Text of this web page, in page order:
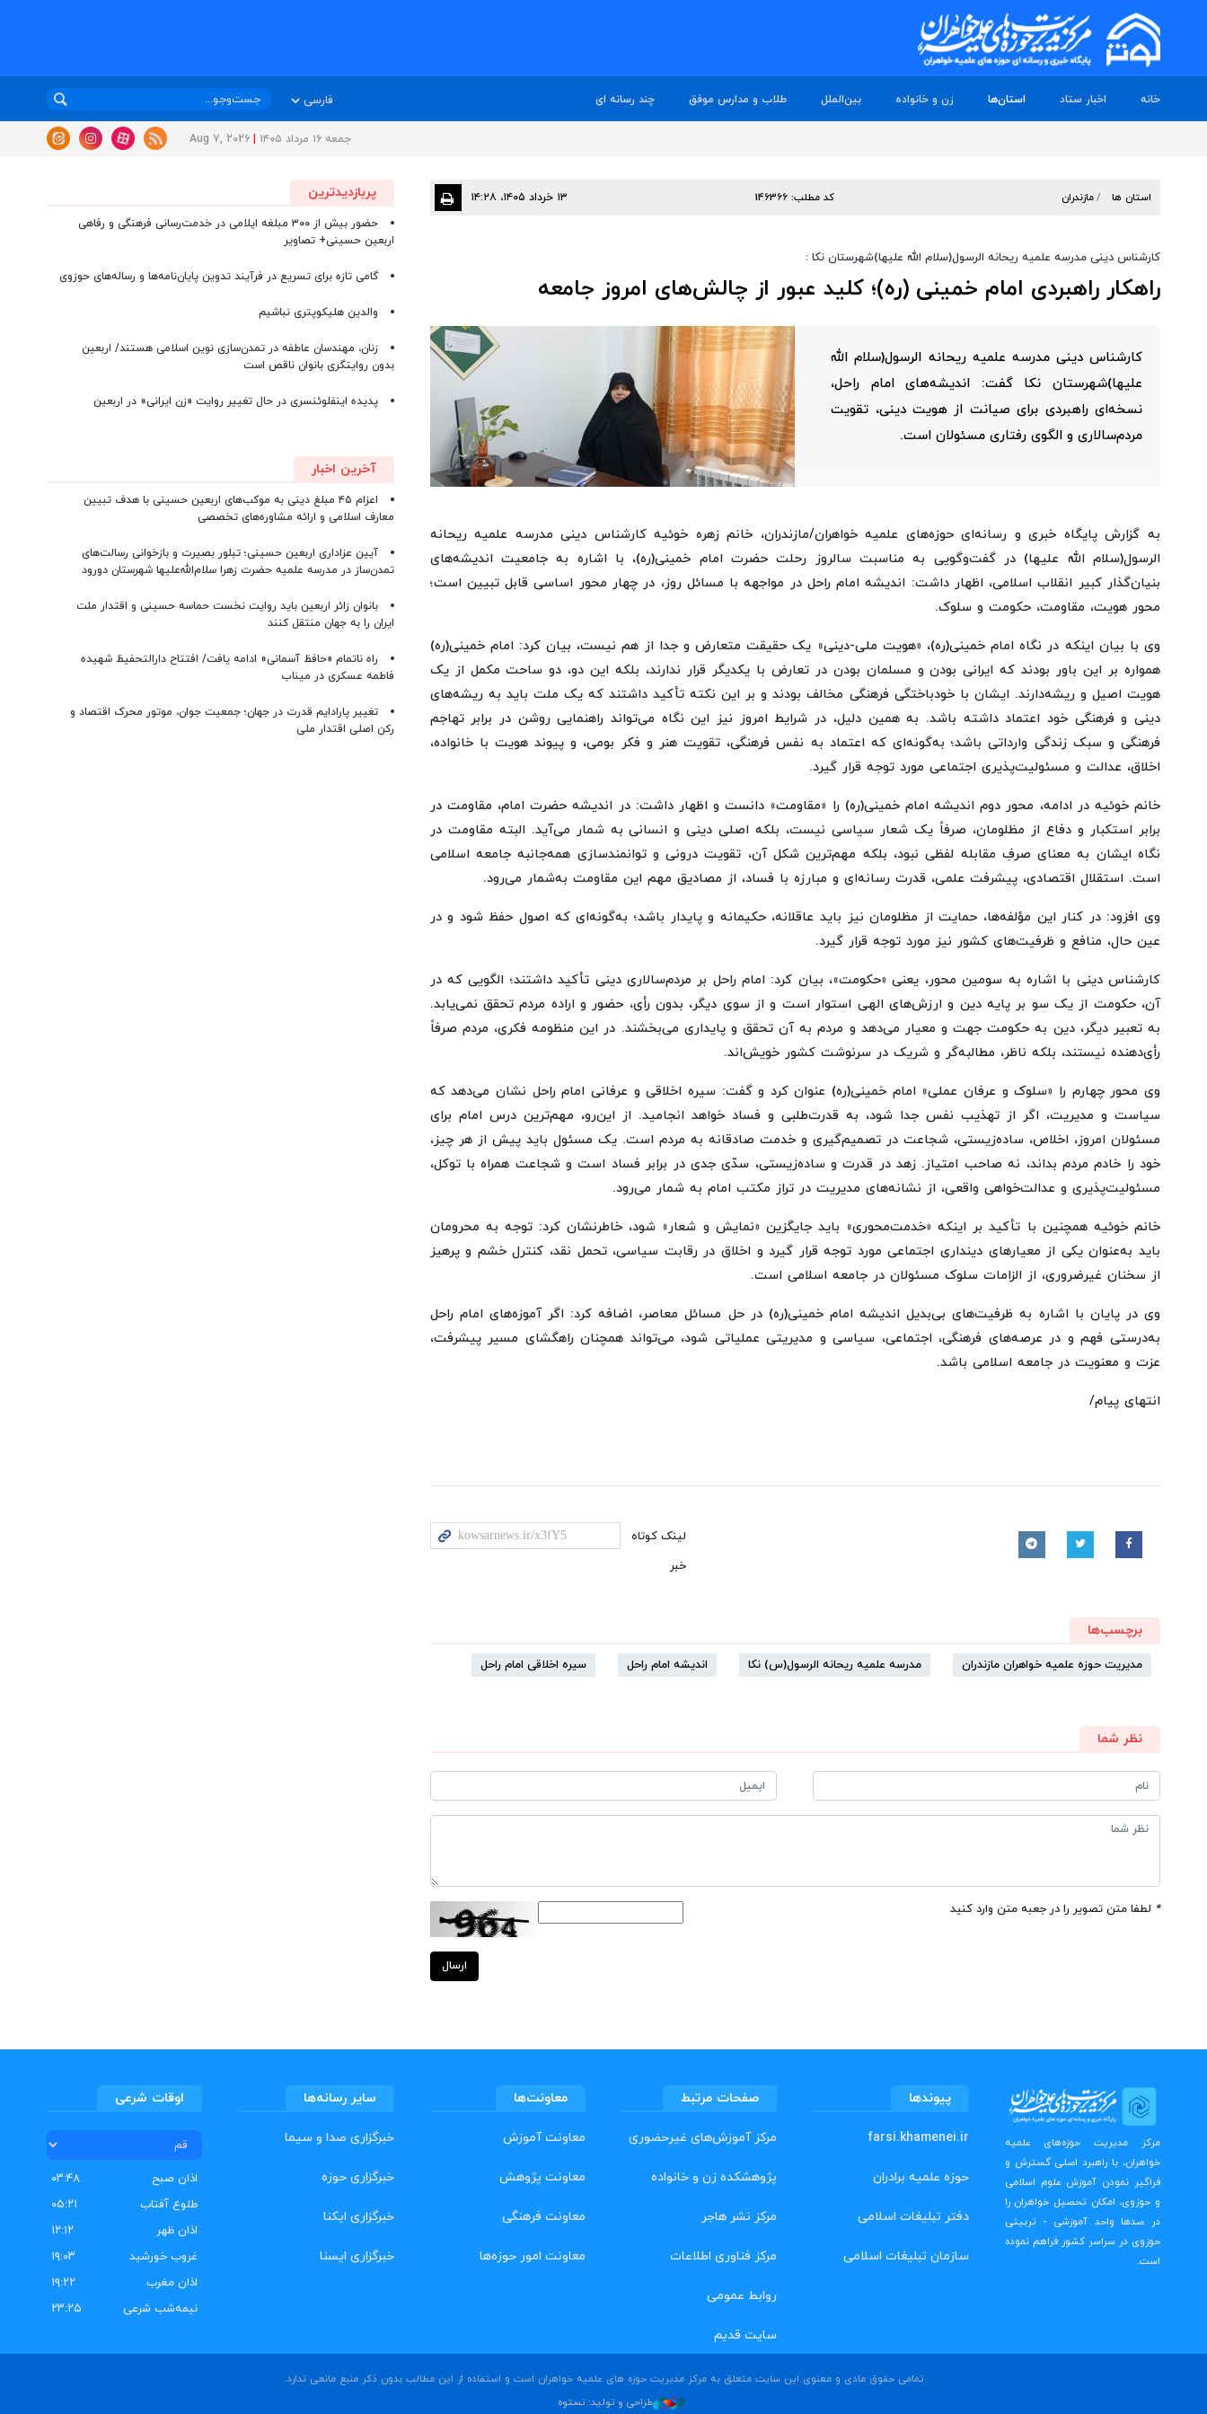
خانه اخبار ستاد استان‌ها زن و خانواده بین‌الملل طلاب و مدارس موفق چند رسانه ای
جمعه ۱۶ مرداد ۱۴۰۵ Aug 7, 2026
استان ها مازندران کد مطلب: 146366 ۱۳ خرداد ۱۴۰۵، ۱۴:۲۸
کارشناس دینی مدرسه علمیه ریحانه الرسول(سلام الله علیها)شهرستان نکا :
راهکار راهبردی امام خمینی (ره)؛ کلید عبور از چالش‌های امروز جامعه
کارشناس دینی مدرسه علمیه ریحانه الرسول(سلام الله
علیها)شهرستان نکا گفت: اندیشه‌های امام راحل،
نسخه‌ای راهبردی برای صیانت از هویت دینی، تقویت
مردم‌سالاری و الگوی رفتاری مسئولان است.
به گزارش پایگاه خبری و رسانه‌ای حوزه‌های علمیه خواهران/مازندران، خانم زهره خوئیه کارشناس دینی مدرسه علمیه ریحانه
الرسول(سلام الله علیها) در گفت‌وگویی به مناسبت سالروز رحلت حضرت امام خمینی(ره)، با اشاره به جامعیت اندیشه‌های
بنیان‌گذار کبیر انقلاب اسلامی، اظهار داشت: اندیشه امام راحل در مواجهه با مسائل روز، در چهار محور اساسی قابل تبیین است؛
محور هویت، مقاومت، حکومت و سلوک.
وی با بیان اینکه در نگاه امام خمینی(ره)، «هویت ملی-دینی» یک حقیقت متعارض و جدا از هم نیست، بیان کرد: امام خمینی(ره)
همواره بر این باور بودند که ایرانی بودن و مسلمان بودن در تعارض با یکدیگر قرار ندارند، بلکه این دو، دو ساحت مکمل از یک
هویت اصیل و ریشه‌دارند. ایشان با خودباختگی فرهنگی مخالف بودند و بر این نکته تأکید داشتند که یک ملت باید به ریشه‌های
دینی و فرهنگی خود اعتماد داشته باشد. به همین دلیل، در شرایط امروز نیز این نگاه می‌تواند راهنمایی روشن در برابر تهاجم
فرهنگی و سبک زندگی وارداتی باشد؛ به‌گونه‌ای که اعتماد به نفس فرهنگی، تقویت هنر و فکر بومی، و پیوند هویت با خانواده،
اخلاق، عدالت و مسئولیت‌پذیری اجتماعی مورد توجه قرار گیرد.
خانم خوئیه در ادامه، محور دوم اندیشه امام خمینی(ره) را «مقاومت» دانست و اظهار داشت: در اندیشه حضرت امام، مقاومت در
برابر استکبار و دفاع از مظلومان، صرفاً یک شعار سیاسی نیست، بلکه اصلی دینی و انسانی به شمار می‌آید. البته مقاومت در
نگاه ایشان به معنای صرفِ مقابله لفظی نبود، بلکه مهم‌ترین شکل آن، تقویت درونی و توانمندسازی همه‌جانبه جامعه اسلامی
است. استقلال اقتصادی، پیشرفت علمی، قدرت رسانه‌ای و مبارزه با فساد، از مصادیق مهم این مقاومت به‌شمار می‌رود.
وی افزود: در کنار این مؤلفه‌ها، حمایت از مظلومان نیز باید عاقلانه، حکیمانه و پایدار باشد؛ به‌گونه‌ای که اصول حفظ شود و در
عین حال، منافع و ظرفیت‌های کشور نیز مورد توجه قرار گیرد.
کارشناس دینی با اشاره به سومین محور، یعنی «حکومت»، بیان کرد: امام راحل بر مردم‌سالاری دینی تأکید داشتند؛ الگویی که در
آن، حکومت از یک سو بر پایه دین و ارزش‌های الهی استوار است و از سوی دیگر، بدون رأی، حضور و اراده مردم تحقق نمی‌یابد.
به تعبیر دیگر، دین به حکومت جهت و معیار می‌دهد و مردم به آن تحقق و پایداری می‌بخشند. در این منظومه فکری، مردم صرفاً
رأی‌دهنده نیستند، بلکه ناظر، مطالبه‌گر و شریک در سرنوشت کشور خویش‌اند.
وی محور چهارم را «سلوک و عرفان عملی» امام خمینی(ره) عنوان کرد و گفت: سیره اخلاقی و عرفانی امام راحل نشان می‌دهد که
سیاست و مدیریت، اگر از تهذیب نفس جدا شود، به قدرت‌طلبی و فساد خواهد انجامید. از این‌رو، مهم‌ترین درس امام برای
مسئولان امروز، اخلاص، ساده‌زیستی، شجاعت در تصمیم‌گیری و خدمت صادقانه به مردم است. یک مسئول باید پیش از هر چیز،
خود را خادم مردم بداند، نه صاحب امتیاز. زهد در قدرت و ساده‌زیستی، سدّی جدی در برابر فساد است و شجاعت همراه با توکل،
مسئولیت‌پذیری و عدالت‌خواهی واقعی، از نشانه‌های مدیریت در تراز مکتب امام به شمار می‌رود.
خانم خوئیه همچنین با تأکید بر اینکه «خدمت‌محوری» باید جایگزین «نمایش و شعار» شود، خاطرنشان کرد: توجه به محرومان
باید به‌عنوان یکی از معیارهای دینداری اجتماعی مورد توجه قرار گیرد و اخلاق در رقابت سیاسی، تحمل نقد، کنترل خشم و پرهیز
از سخنان غیرضروری، از الزامات سلوک مسئولان در جامعه اسلامی است.
وی در پایان با اشاره به ظرفیت‌های بی‌بدیل اندیشه امام خمینی(ره) در حل مسائل معاصر، اضافه کرد: اگر آموزه‌های امام راحل
به‌درستی فهم و در عرصه‌های فرهنگی، اجتماعی، سیاسی و مدیریتی عملیاتی شود، می‌تواند همچنان راهگشای مسیر پیشرفت،
عزت و معنویت در جامعه اسلامی باشد.
انتهای پیام/
لینک کوتاه
خبر
برچسب‌ها
مدیریت حوزه علمیه خواهران مازندران مدرسه علمیه ریحانه الرسول(س) نکا اندیشه امام راحل سیره اخلاقی امام راحل
نظر شما
* لطفا متن تصویر را در جعبه متن وارد کنید
ارسال
پربازدیدترین
حضور بیش از ۳۰۰ مبلغه ایلامی در خدمت‌رسانی فرهنگی و رفاهی
اربعین حسینی+ تصاویر
گامی تازه برای تسریع در فرآیند تدوین پایان‌نامه‌ها و رساله‌های حوزوی
والدین هلیکوپتری نباشیم
زنان، مهندسان عاطفه در تمدن‌سازی نوین اسلامی هستند/ اربعین
بدون روایتگری بانوان ناقص است
پدیده اینفلوئنسری در حال تغییر روایت «زن ایرانی» در اربعین
آخرین اخبار
اعزام ۴۵ مبلغ دینی به موکب‌های اربعین حسینی با هدف تبیین
معارف اسلامی و ارائه مشاوره‌های تخصصی
آیین عزاداری اربعین حسینی؛ تبلور بصیرت و بازخوانی رسالت‌های
تمدن‌ساز در مدرسه علمیه حضرت زهرا سلام‌الله‌علیها شهرستان دورود
بانوان زائر اربعین باید روایت نخست حماسه حسینی و اقتدار ملت
ایران را به جهان منتقل کنند
راه ناتمام «حافظ آسمانی» ادامه یافت/ افتتاح دارالتحفیظ شهیده
فاطمه عسکری در میناب
تغییر پارادایم قدرت در جهان؛ جمعیت جوان، موتور محرک اقتصاد و
رکن اصلی اقتدار ملی
مرکز مدیریت حوزه‌های علمیه
خواهران، با راهبرد اصلی گسترش و
فراگیر نمودن آموزش علوم اسلامی
و حوزوی، امکان تحصیل خواهران را
در صدها واحد آموزشی - تربیتی
حوزوی در سراسر کشور فراهم نموده
است.
پیوندها
farsi.khamenei.ir
حوزه علمیه برادران
دفتر تبلیغات اسلامی
سازمان تبلیغات اسلامی
صفحات مرتبط
مرکز آموزش‌های غیرحضوری
پژوهشکده زن و خانواده
مرکز نشر هاجر
مرکز فناوری اطلاعات
روابط عمومی
سایت قدیم
معاونت‌ها
معاونت آموزش
معاونت پژوهش
معاونت فرهنگی
معاونت امور حوزه‌ها
سایر رسانه‌ها
خبرگزاری صدا و سیما
خبرگزاری حوزه
خبرگزاری ایکنا
خبرگزاری ایسنا
اوقات شرعی
اذان صبح
۰۳:۴۸
طلوع آفتاب
۰۵:۲۱
اذان ظهر
۱۲:۱۲
غروب خورشید
۱۹:۰۳
اذان مغرب
۱۹:۲۲
نیمه‌شب شرعی
۲۳:۲۵
تمامی حقوق مادی و معنوی این سایت متعلق به مرکز مدیریت حوزه های علمیه خواهران است و استفاده از این مطالب بدون ذکر منبع مانعی ندارد.
طراحی و تولید: نستوه